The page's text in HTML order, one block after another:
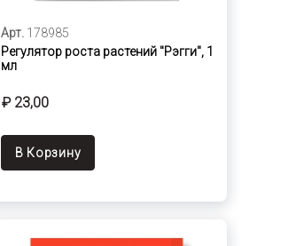
Арт. 178985
Регулятор роста растений "Рэгги", 1
мл
₽ 23,00
В Корзину